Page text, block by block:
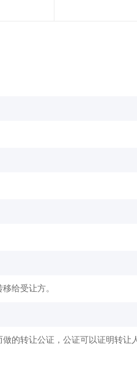
给受让方。
的转让公证，公证可以证明转让